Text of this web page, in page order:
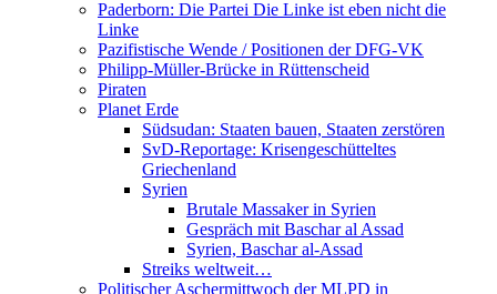
Paderborn: Die Partei Die Linke ist eben nicht die
Linke
Pazifistische Wende / Positionen der DFG-VK
Philipp-Müller-Brücke in Rüttenscheid
Piraten
Planet Erde
Südsudan: Staaten bauen, Staaten zerstören
SvD-Reportage: Krisengeschütteltes
Griechenland
Syrien
Brutale Massaker in Syrien
Gespräch mit Baschar al Assad
Syrien, Baschar al-Assad
Streiks weltweit…
Politischer Aschermittwoch der MLPD in